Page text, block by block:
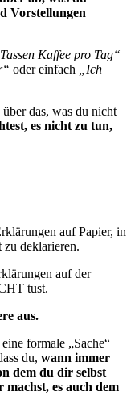
Vorstellungen
Kaffee pro Tag“
oder einfach
„Ich
das, was du nicht
es nicht zu tun,
auf Papier, in
deklarieren.
auf der
tust.
aus.
formale „Sache“
du, wann immer
dem du dir selbst
machst, es auch dem